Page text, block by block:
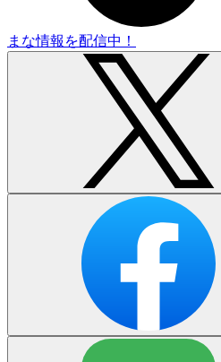
まな情報を配信中！